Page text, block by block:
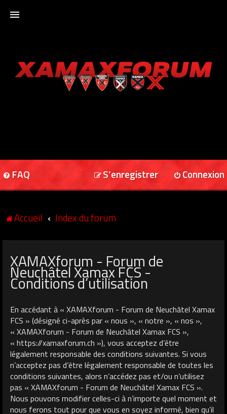
XAMAXFORUM
FAQ Connexion
S’enregistrer
Accueil Index du forum
XAMAXforum - Forum de
Neuchâtel Xamax FCS -
Conditions d’utilisation
En accédant à « XAMAXforum - Forum de Neuchâtel Xamax
FCS » (désigné ci-après par « nous », « notre », « nos »,
« XAMAXforum - Forum de Neuchâtel Xamax FCS »,
« https://xamaxforum.ch »), vous acceptez d’être
légalement responsable des conditions suivantes. Si vous
n’acceptez pas d’être légalement responsable de toutes les
conditions suivantes, alors n’accédez pas et/ou n’utilisez
pas « XAMAXforum - Forum de Neuchâtel Xamax FCS ».
Nous pouvons modifier celles-ci à n’importe quel moment et
nous ferons tout pour que vous en soyez informé, bien qu’il